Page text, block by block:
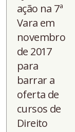
ação na 7ª
Vara em
novembro
de 2017
para
barrar a
oferta de
cursos de
Direito